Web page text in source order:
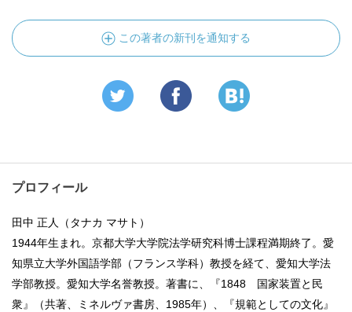
この著者の新刊を通知する
プロフィール
田中 正人（タナカ マサト）
1944年生まれ。京都大学大学院法学研究科博士課程満期終了。愛
知県立大学外国語学部（フランス学科）教授を経て、愛知大学法
学部教授。愛知大学名誉教授。著書に、『1848 国家装置と民
衆』（共著、ミネルヴァ書房、1985年）、『規範としての文化』